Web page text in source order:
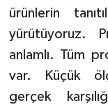
ürünlerin
yürütüyoruz.
anlamlı. Tüm
var. Küçük
gerçek